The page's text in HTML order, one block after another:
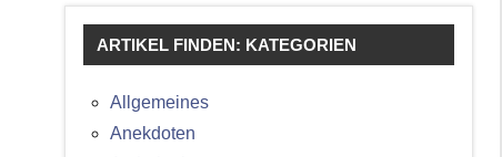
ARTIKEL FINDEN: KATEGORIEN
Allgemeines
Anekdoten